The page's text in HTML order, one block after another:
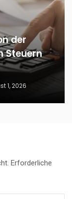
der
Steuern
1, 2026
Erforderliche